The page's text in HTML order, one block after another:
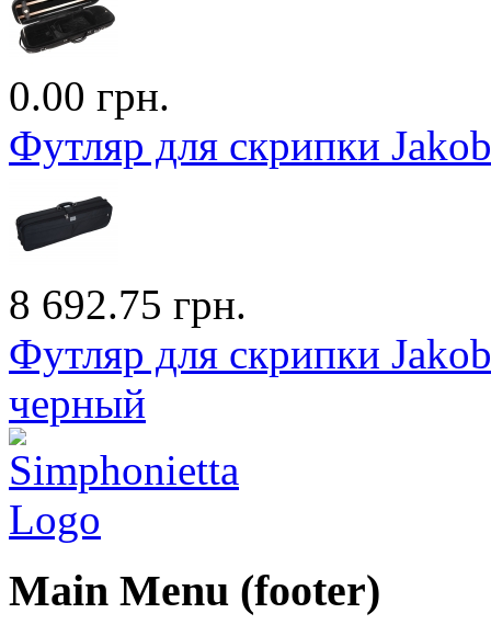
0.00 грн.
Футляр для скрипки
8 692.75 грн.
Футляр для скрипки
черный
Main Menu (footer)